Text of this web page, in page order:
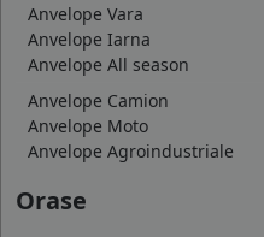
Anvelope Vara
Anvelope Iarna
Anvelope All season
Anvelope Camion
Anvelope Moto
Anvelope Agroindustriale
Orase